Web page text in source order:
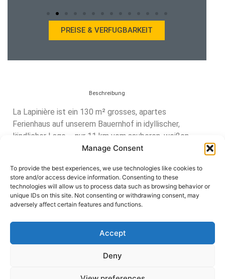
Manage Consent
To provide the best experiences, we use technologies like cookies to
store and/or access device information. Consenting to these
technologies will allow us to process data such as browsing behavior or
unique IDs on this site. Not consenting or withdrawing consent, may
adversely affect certain features and functions.
Accept
Deny
PREISE & VERFUGBARKEIT
Beschreibung
La Lapinière ist ein 130 m² grosses, apartes
Ferienhaus auf unserem Bauernhof in idyllischer,
ländlicher Lage – nur 11 km vom sauberen, weißen
Mancheim Westen der Normandie. Die
umgebaut und bietet dem anspruchsvollen
Feriengast nun eine stilvolle, großzügige Unterkunft
mit gehobener Ausstattung (ideal für Paare sowie
Familien – Maximalbelegung: 4 Erwachsene und 4
Kinder).
Das Erdgeschoß – La Grande Salle – ist ein
geschmackvoll eingerichteter, 65 m² großer Raum,
Wohnzimmerbereich mit stilgerechtem Kamin finden